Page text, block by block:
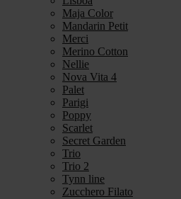
Maja Color
Mandarin Petit
Merci
Merino Cotton
Nellie
Nova Vita 4
Palet
Parigi
Poppy
Scarlet
Secret Garden
Trio
Trio 2
Tynn line
Zucchero Filato